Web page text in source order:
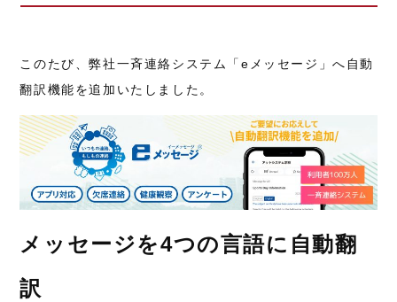
このたび、弊社一斉連絡システム「eメッセージ」へ自動
翻訳機能を追加いたしました。
メッセージを4つの言語に自動翻
訳